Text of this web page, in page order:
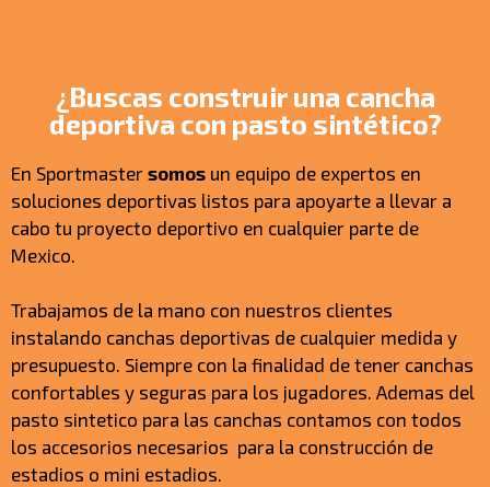
¿Buscas construir una cancha
deportiva con pasto sintético?
En Sportmaster somos un equipo de expertos en
soluciones deportivas listos para apoyarte a llevar a
cabo tu proyecto deportivo en cualquier parte de
Mexico.
Trabajamos de la mano con nuestros clientes
instalando canchas deportivas de cualquier medida y
presupuesto. Siempre con la finalidad de tener canchas
confortables y seguras para los jugadores. Ademas del
pasto sintetico para las canchas contamos con todos
los accesorios necesarios para la construcción de
estadios o mini estadios.